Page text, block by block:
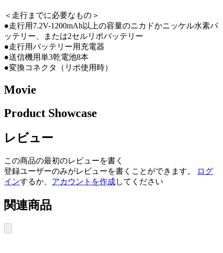
＜走行までに必要なもの＞
●走行用7.2V-1200mAh以上の容量のニカドかニッケル水素バ
ッテリー、または2セルリポバッテリー
●走行用バッテリー用充電器
●送信機用単3乾電池8本
●変換コネクタ（リポ使用時）
Movie
Product Showcase
レビュー
この商品の最初のレビューを書く
登録ユーザーのみがレビューを書くことができます。
ログ
インするか、 アカウントを作成してください
関連商品